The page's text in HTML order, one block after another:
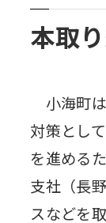
本取
小海町
対策とし
を進める
支社（長
スなどを